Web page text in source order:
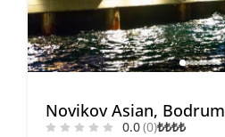
Novikov Asian, Bodrum
0.0(0)₺₺₺₺